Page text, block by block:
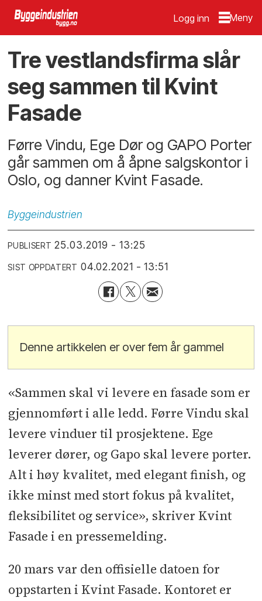
Logg inn
Tre vestlandsfirma slår
seg sammen til Kvint
Fasade
Førre Vindu, Ege Dør og GAPO Porter
går sammen om å åpne salgskontor i
Oslo, og danner Kvint Fasade.
Byggeindustrien
PUBLISERT 25.03.2019 - 13:25
SIST OPPDATERT 04.02.2021 - 13:51
Denne artikkelen er over fem år gammel
«Sammen skal vi levere en fasade som er
gjennomført i alle ledd. Førre Vindu skal
levere vinduer til prosjektene. Ege
leverer dører, og Gapo skal levere porter.
Alt i høy kvalitet, med elegant finish, og
ikke minst med stort fokus på kvalitet,
fleksibilitet og service», skriver Kvint
Fasade i en pressemelding.
20 mars var den offisielle datoen for
oppstarten i Kvint Fasade. Kontoret er